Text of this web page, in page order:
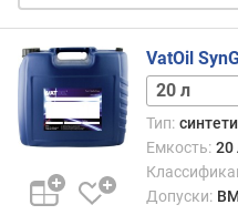
р
е
л
ж
е
VatOil
1 л4 л
Тип:
Емкость: 20
Допуски: